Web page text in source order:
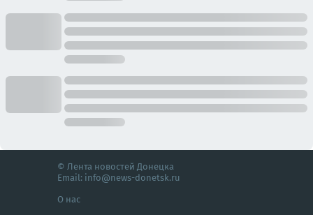
© Лента новостей Донецка
Email: info@news-donetsk.ru
О нас